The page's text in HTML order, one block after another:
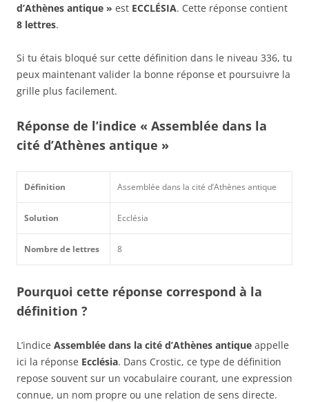
d’Athènes antique » est ECCLÉSIA. Cette réponse contient
8 lettres.
Si tu étais bloqué sur cette définition dans le niveau 336, tu
peux maintenant valider la bonne réponse et poursuivre la
grille plus facilement.
Réponse de l’indice « Assemblée dans la
cité d’Athènes antique »
Définition Assemblée dans la cité d’Athènes antique
Solution Ecclésia
Nombre de lettres 8
Pourquoi cette réponse correspond à la
définition ?
L’indice Assemblée dans la cité d’Athènes antique appelle
ici la réponse Ecclésia. Dans Crostic, ce type de définition
repose souvent sur un vocabulaire courant, une expression
connue, un nom propre ou une relation de sens directe.